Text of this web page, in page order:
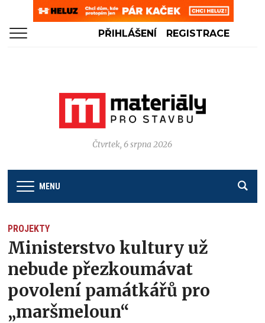
PŘIHLÁŠENÍ REGISTRACE
Čtvrtek, 6 srpna 2026
MENU
PROJEKTY
Ministerstvo kultury už
nebude přezkoumávat
povolení památkářů pro
„maršmeloun“